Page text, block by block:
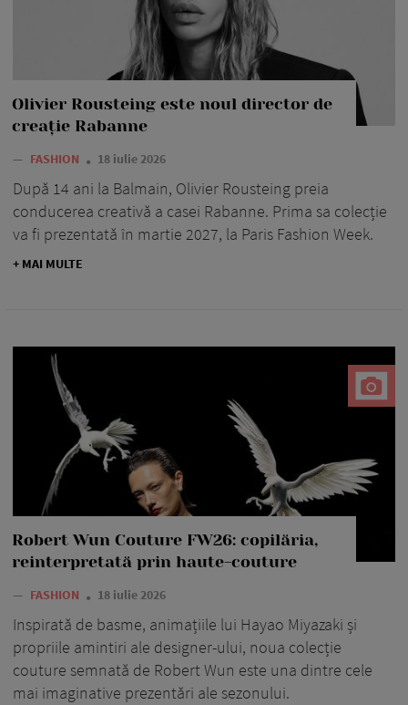
Olivier Rousteing este noul director de
creație Rabanne
— FASHION 18 iulie 2026
După 14 ani la Balmain, Olivier Rousteing preia
conducerea creativă a casei Rabanne. Prima sa colecție
va fi prezentată în martie 2027, la Paris Fashion Week.
+ MAI MULTE
Robert Wun Couture FW26: copilăria,
reinterpretată prin haute-couture
— FASHION 18 iulie 2026
Inspirată de basme, animațiile lui Hayao Miyazaki și
propriile amintiri ale designer-ului, noua colecție
couture semnată de Robert Wun este una dintre cele
mai imaginative prezentări ale sezonului.